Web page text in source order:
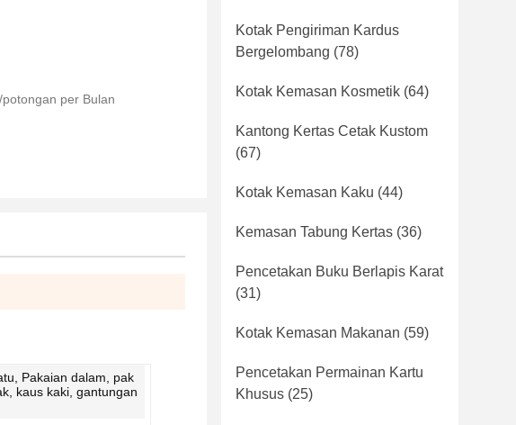
per Bulan
Pakaian dalam, pak
kaus kaki, gantungan
Kotak Pengiriman Kardus
Bergelombang (78)
Kotak Kemasan Kosmetik (64)
Kantong Kertas Cetak Kustom
(67)
Kotak Kemasan Kaku (44)
Kemasan Tabung Kertas (36)
Pencetakan Buku Berlapis Karat
(31)
Kotak Kemasan Makanan (59)
Pencetakan Permainan Kartu
Khusus (25)